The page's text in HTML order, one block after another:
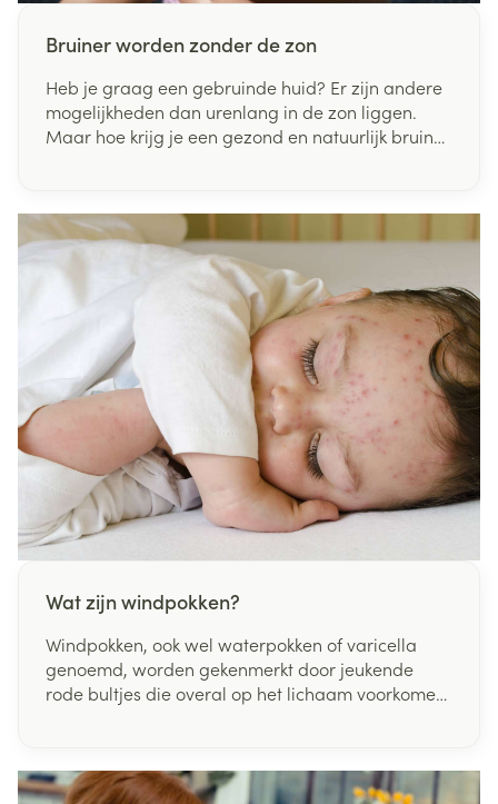
Bruiner worden zonder de zon
Heb je graag een gebruinde huid? Er zijn andere
mogelijkheden dan urenlang in de zon liggen.
Maar hoe krijg je een gezond en natuurlijk bruin
Wat zijn windpokken?
Windpokken, ook wel waterpokken of varicella
genoemd, worden gekenmerkt door jeukende
rode bultjes die overal op het lichaam voorkomen.
iedereen krijgt als kind windpokken. Het is een
typische kinderziekte.